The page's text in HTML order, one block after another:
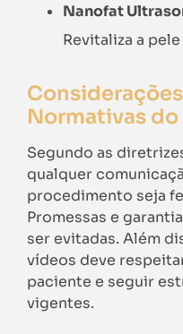
Nanofat
Revitaliza a
Normativas do
Segundo as
qualquer
procedimento seja
Promessas e
ser evitadas. Além
vídeos deve
paciente e seguir
vigentes.